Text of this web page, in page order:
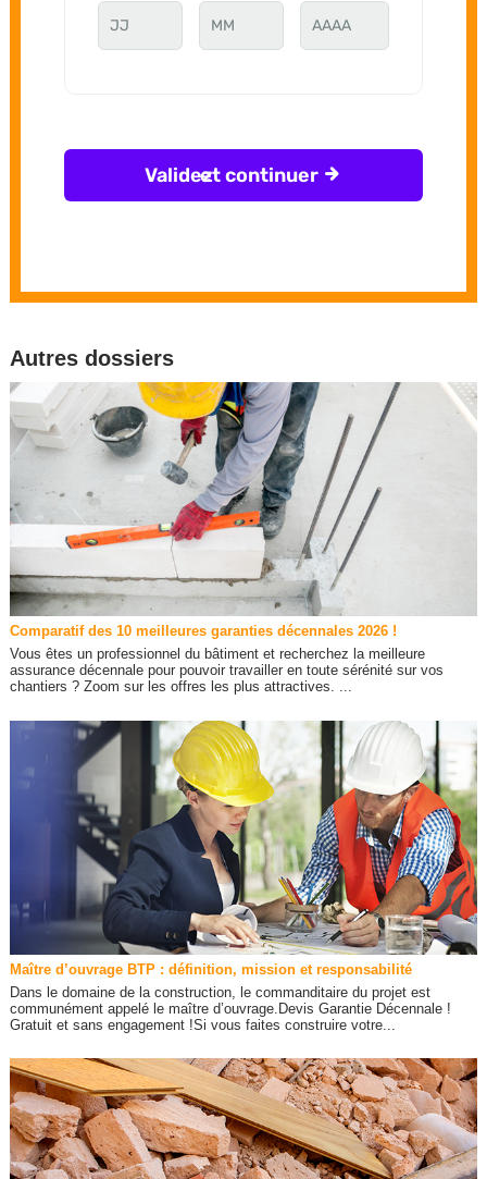
Autres dossiers
Comparatif des 10 meilleures garanties décennales 2026 !
Vous êtes un professionnel du bâtiment et recherchez la meilleure
assurance décennale pour pouvoir travailler en toute sérénité sur vos
chantiers ? Zoom sur les offres les plus attractives. ...
Maître d’ouvrage BTP : définition, mission et responsabilité
Dans le domaine de la construction, le commanditaire du projet est
communément appelé le maître d’ouvrage.Devis Garantie Décennale !
Gratuit et sans engagement !Si vous faites construire votre...